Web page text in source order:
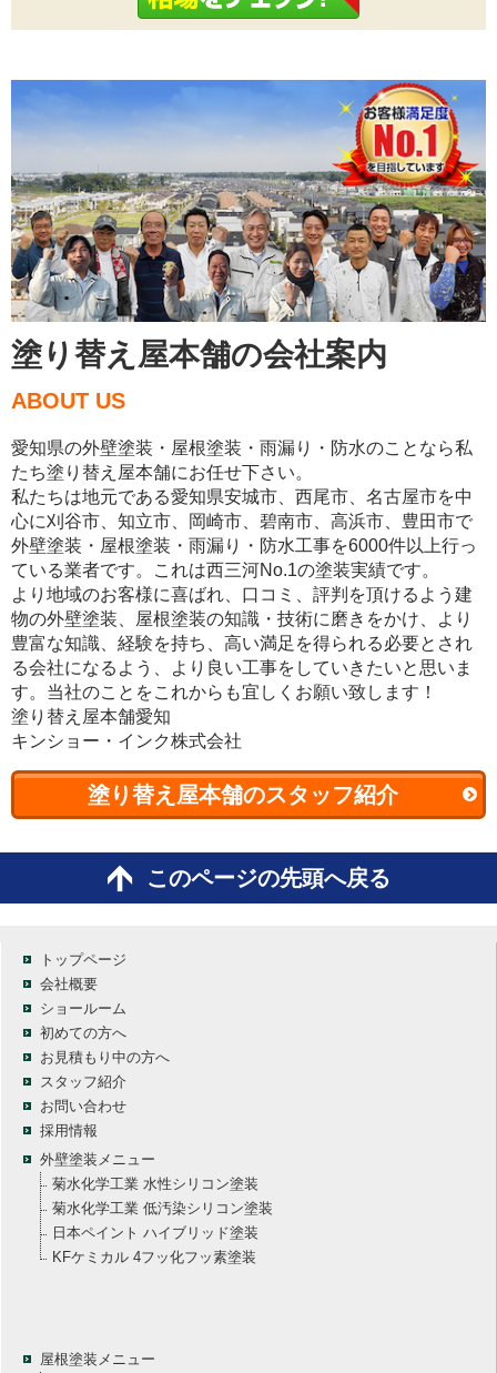
塗り替え屋本舗の会社案内
ABOUT US
愛知県の外壁塗装・屋根塗装・雨漏り・防水のことなら私
たち塗り替え屋本舗にお任せ下さい。
私たちは地元である愛知県安城市、西尾市、名古屋市を中
心に刈谷市、知立市、岡崎市、碧南市、高浜市、豊田市で
外壁塗装・屋根塗装・雨漏り・防水工事を6000件以上行っ
ている業者です。これは西三河No.1の塗装実績です。
より地域のお客様に喜ばれ、口コミ、評判を頂けるよう建
物の外壁塗装、屋根塗装の知識・技術に磨きをかけ、より
豊富な知識、経験を持ち、高い満足を得られる必要とされ
る会社になるよう、より良い工事をしていきたいと思いま
す。当社のことをこれからも宜しくお願い致します！
塗り替え屋本舗愛知
キンショー・インク株式会社
塗り替え屋本舗のスタッフ紹介
このページの先頭へ戻る
トップページ
会社概要
ショールーム
初めての方へ
お見積もり中の方へ
スタッフ紹介
お問い合わせ
採用情報
外壁塗装メニュー
菊水化学工業 水性シリコン塗装
菊水化学工業 低汚染シリコン塗装
日本ペイント ハイブリッド塗装
KFケミカル 4フッ化フッ素塗装
屋根塗装メニュー